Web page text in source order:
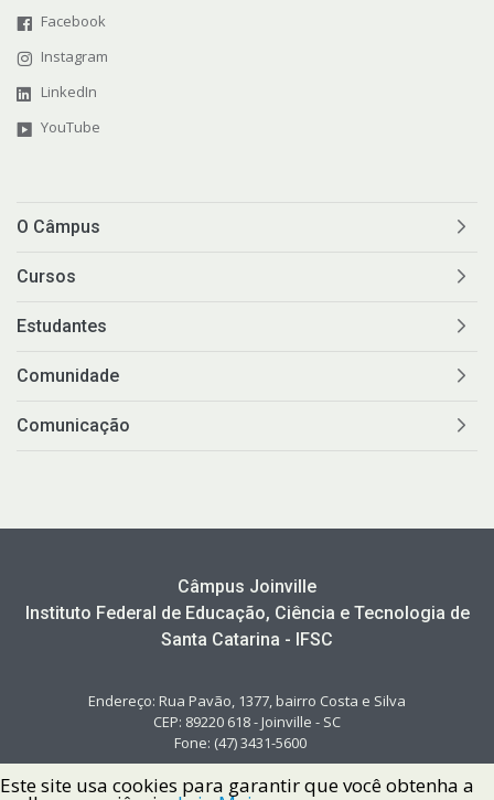
Facebook
Instagram
LinkedIn
YouTube
O Câmpus
Cursos
Estudantes
Comunidade
Comunicação
Câmpus Joinville
Instituto Federal de Educação, Ciência e Tecnologia de
Santa Catarina - IFSC
Endereço: Rua Pavão, 1377, bairro Costa e Silva
CEP: 89220 618 - Joinville - SC
Fone: (47) 3431-5600
Este site usa cookies para garantir que você obtenha a